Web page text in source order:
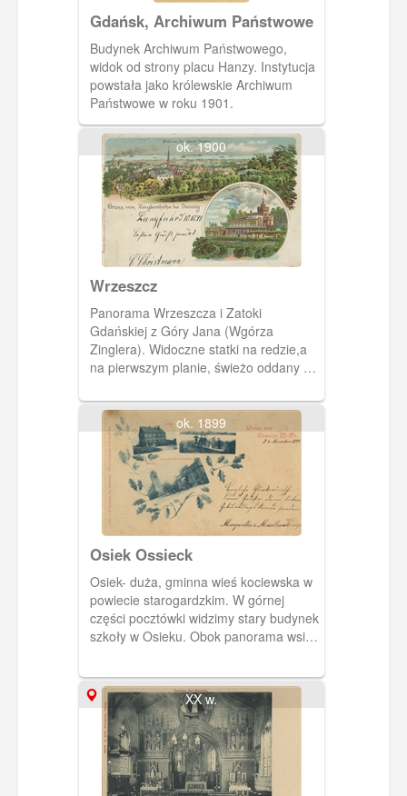
Gdańsk, Archiwum Państwowe
Budynek Archiwum Państwowego,
widok od strony placu Hanzy. Instytucja
powstała jako królewskie Archiwum
Państwowe w roku 1901.
ok. 1900
Wrzeszcz
Panorama Wrzeszcza i Zatoki
Gdańskiej z Góry Jana (Wgórza
Zinglera). Widoczne statki na redzie,a
na pierwszym planie, świeżo oddany do
Jana Matejki i Sobótki. W kole, Cafe
Zinglershohe, już po przebudowie,
dokonanej przez nowego właściciela-
Eugena Deinerta.
ok. 1899
Osiek Ossieck
Osiek- duża, gminna wieś kociewska w
powiecie starogardzkim. W górnej
części pocztówki widzimy stary budynek
szkoły w Osieku. Obok panorama wsi
to rodzina rybaków. Na dole zajazd J.
Lomotha (Później właścicielem tego
gościńca był Franz Liedtke) i neogotycki
kościół p.w. św. Rocha.
XX w.